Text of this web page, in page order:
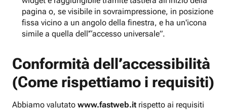
pagina o, se visibile in sovraimpressione, in posizione
fissa vicino a un angolo della finestra, e ha un'icona
simile a quella dell'“accesso universale”.
Conformità dell’accessibilità
(Come rispettiamo i requisiti)
Abbiamo valutato www.fastweb.it rispetto ai requisiti